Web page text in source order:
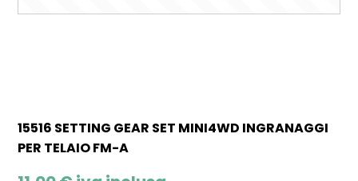
15516 SETTING GEAR SET MINI4WD INGRANAGGI
PER TELAIO FM-A